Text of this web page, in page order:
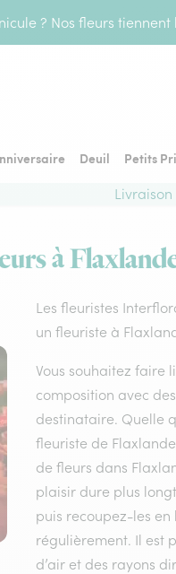
? Nos fleurs
Deuil Petits
à
Les fleuristes
un fleuriste à
Vous souhaitez faire
composition avec
destinataire. Quelle
fleuriste de
de fleurs dans
plaisir dure plus
puis recoupez-les
régulièrement. Il est
d’air et des rayons